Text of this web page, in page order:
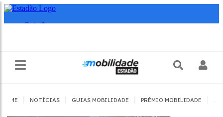
HOME NOTÍCIAS GUIAS MOBILIDADE PRÊMIO MOBILIDADE